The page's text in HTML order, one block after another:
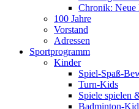
Chronik: Neue
100 Jahre
Vorstand
Adressen
Sportprogramm
Kinder
Spiel-Spaß-
Turn-Kids
Spiele spielen
Badminton-